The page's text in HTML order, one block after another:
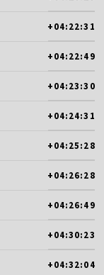
+04:22:31
+04:22:49
+04:23:30
+04:24:31
+04:25:28
+04:26:28
+04:26:49
+04:30:23
+04:32:04